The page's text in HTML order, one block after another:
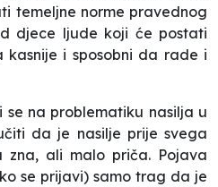
temeljne norme pravednog
djece ljude koji će postati
i sposobni da rade i
se na problematiku nasilja u
da je nasilje prije svega
ali malo priča. Pojava
se prijavi) samo trag da je